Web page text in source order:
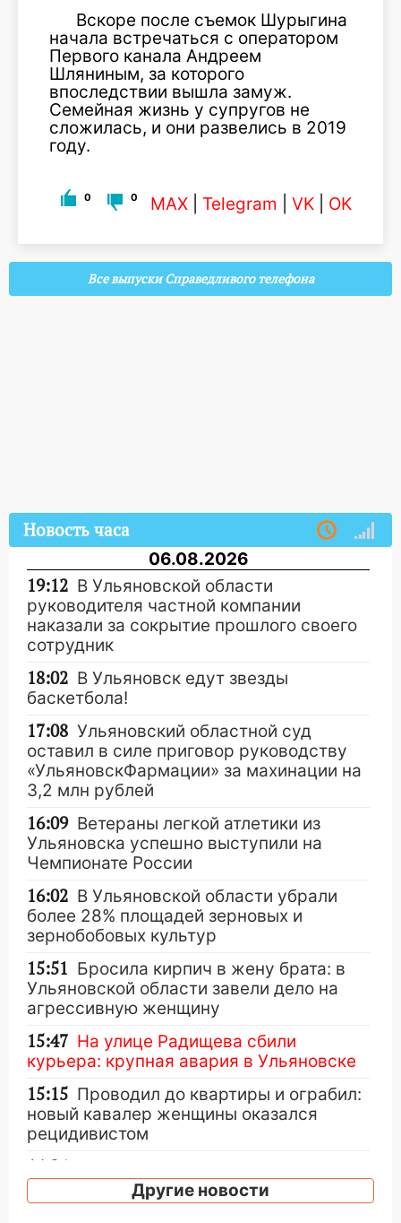
Вскоре после съемок Шурыгина
начала встречаться с оператором
Первого канала Андреем
Шляниным, за которого
впоследствии вышла замуж.
Семейная жизнь у супругов не
сложилась, и они развелись в 2019
году.
0 0 MAX Telegram VK OK
Все выпуски Справедливого телефона
Новость часа
06.08.2026
19:12 В Ульяновской области
руководителя частной компании
наказали за сокрытие прошлого своего
сотрудник
18:02 В Ульяновск едут звезды
баскетбола!
17:08 Ульяновский областной суд
оставил в силе приговор руководству
«УльяновскФармации» за махинации на
3,2 млн рублей
16:09 Ветераны легкой атлетики из
Ульяновска успешно выступили на
Чемпионате России
16:02 В Ульяновской области убрали
более 28% площадей зерновых и
зернобобовых культур
15:51 Бросила кирпич в жену брата: в
Ульяновской области завели дело на
агрессивную женщину
15:47 На улице Радищева сбили
курьера: крупная авария в Ульяновске
15:15 Проводил до квартиры и ограбил:
новый кавалер женщины оказался
рецидивистом
14:26
по улице ЕфремоваДругие новости